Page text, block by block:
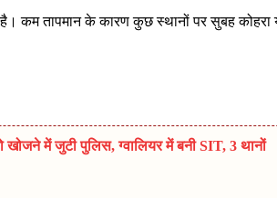
कम तापमान के कारण कुछ स्थानों पर सुबह कोहरा
में जुटी पुलिस, ग्वालियर में बनी SIT, 3 थानों